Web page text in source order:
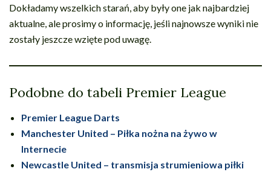
Dokładamy wszelkich starań, aby były one jak najbardziej
aktualne, ale prosimy o informację, jeśli najnowsze wyniki nie
zostały jeszcze wzięte pod uwagę.
Podobne do tabeli Premier League
Premier League Darts
Manchester United – Piłka nożna na żywo w
Internecie
Newcastle United – transmisja strumieniowa piłki